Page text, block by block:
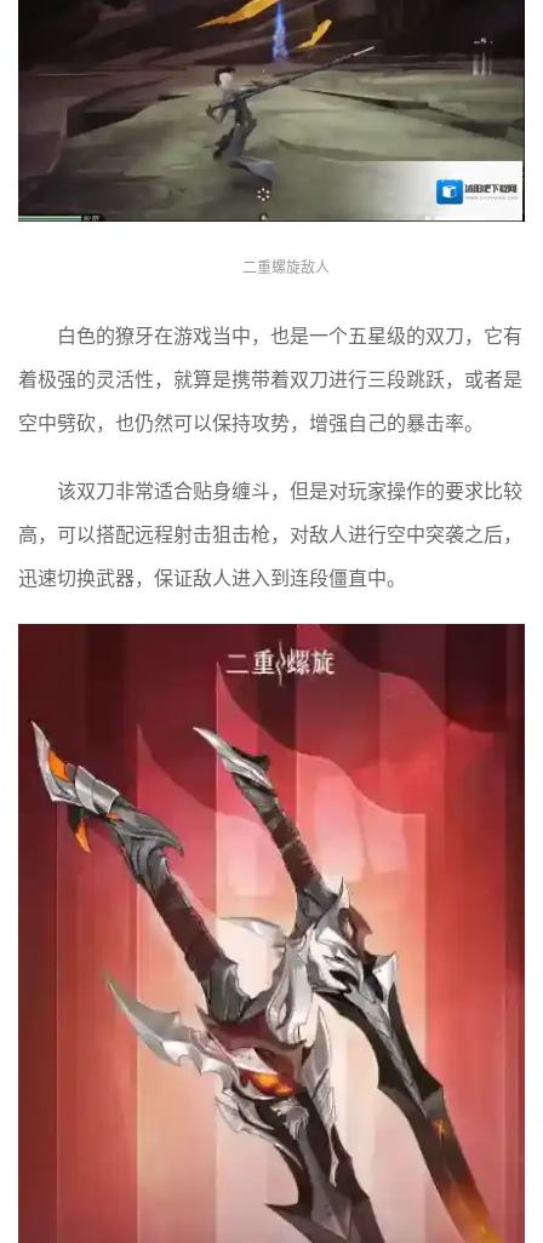
二重螺旋敌人
白色的獠牙在游戏当中，也是一个五星级的双刀，它有
着极强的灵活性，就算是携带着双刀进行三段跳跃，或者是
空中劈砍，也仍然可以保持攻势，增强自己的暴击率。
该双刀非常适合贴身缠斗，但是对玩家操作的要求比较
高，可以搭配远程射击狙击枪，对敌人进行空中突袭之后，
迅速切换武器，保证敌人进入到连段僵直中。